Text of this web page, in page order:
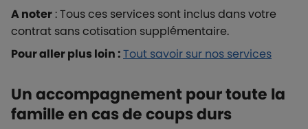
A noter : Tous ces services sont inclus dans votre
contrat sans cotisation supplémentaire.
Pour aller plus loin :Tout savoir sur nos services
Un accompagnement pour toute la
famille en cas de coups durs